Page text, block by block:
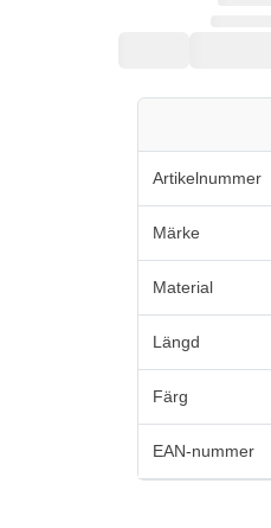
Artikelnummer
Märke
Material
Längd
Färg
EAN-nummer